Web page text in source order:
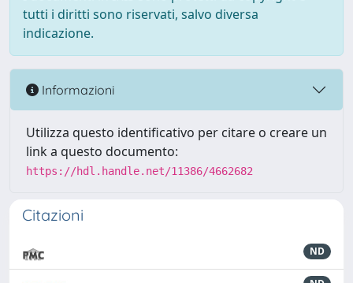
tutti i diritti sono riservati, salvo diversa
indicazione.
Informazioni
Utilizza questo identificativo per citare o creare un
link a questo documento:
https://hdl.handle.net/11386/4662682
Citazioni
ND